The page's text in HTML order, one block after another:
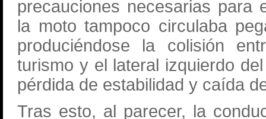
precauciones necesarias para
la moto tampoco circulaba
produciéndose la colisión
turismo y el lateral izquierdo
pérdida de estabilidad y caída
Tras esto, al parecer, la